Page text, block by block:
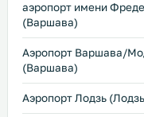
0 км
Apartament Saski
≈ 54 $
Апартаменты Saski
центре Варшавы, в 300
станции метро Ratusz и в
аэропорт имени
(Варшава)
Аэропорт Варшава/
(Варшава)
Аэропорт Лодзь